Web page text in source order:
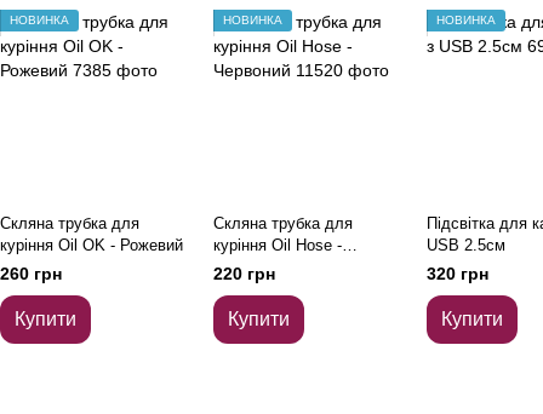
НОВИНКА
Скляна трубка для
куріння Oil OK - Рожевий
260 грн
Купити
НОВИНКА
Скляна трубка для
куріння Oil Hose -
Червоний
220 грн
Купити
НОВИНКА
Підсвітка для
USB 2.5см
320 грн
Купити